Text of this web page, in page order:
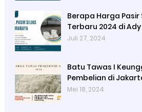
Berapa Harga
Terbaru 2024 di
Karung, dan Per Ton
Juli 27, 2024
Batu Tawas I
Pembelian di
Water
Mei 18, 2024